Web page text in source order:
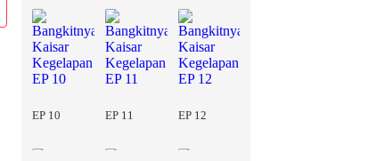
EP 10 EP 11 EP 12